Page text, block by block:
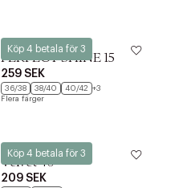
Köp 4 betala för 3
Kunert
PERFECT SHINE 15
259 SEK
36/38 38/40 40/42 +3
Flera färger
Köp 4 betala för 3
Kunert
Velvet 40
209 SEK